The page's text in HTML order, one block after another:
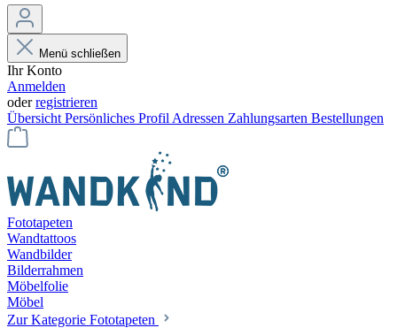
Menü schließen
Ihr Konto
Anmelden
oderregistrieren
Übersicht Persönliches Profil Adressen Zahlungsarten Bestellungen
Fototapeten
Wandtattoos
Wandbilder
Bilderrahmen
Möbelfolie
Möbel
Zur Kategorie Fototapeten